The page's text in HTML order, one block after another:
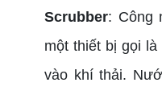
Scrubber: Công
một thiết bị gọi
vào khí thải.